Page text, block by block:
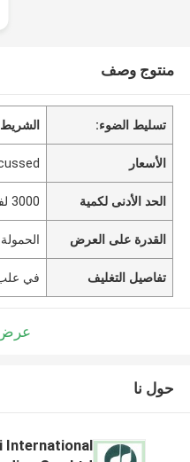
منتوج وصف
تسليط الضوء: الشريط
الأسعار
الحد الأدنى لكمية 3000 لفات
القدرة على العرض الحمولة
تفاصيل التغليف في
عرض
حول نا
International